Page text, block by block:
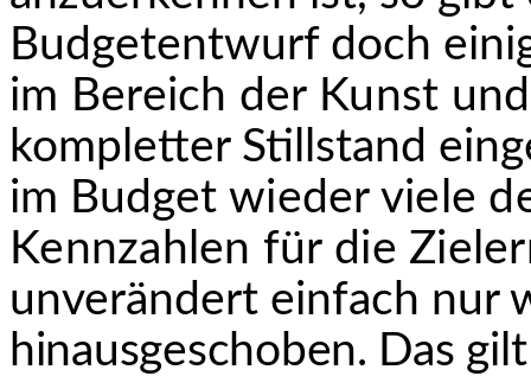
Budgetentwurf doch
im Bereich der Kunst
kompletter Stillstand
im Budget wieder viele
Kennzahlen für die
unverändert einfach nur
hinausgeschoben. Das